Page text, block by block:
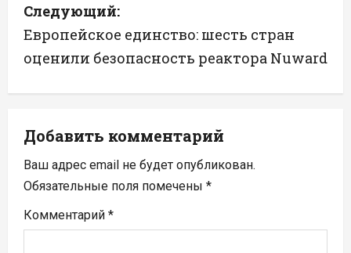
и
г
а
и
я
п
Следующий:
Европейское единство: шесть стран
оценили безопасность реактора Nuward
Добавить комментарий
Ваш адрес email не будет опубликован.
Обязательные поля помечены *
Комментарий *